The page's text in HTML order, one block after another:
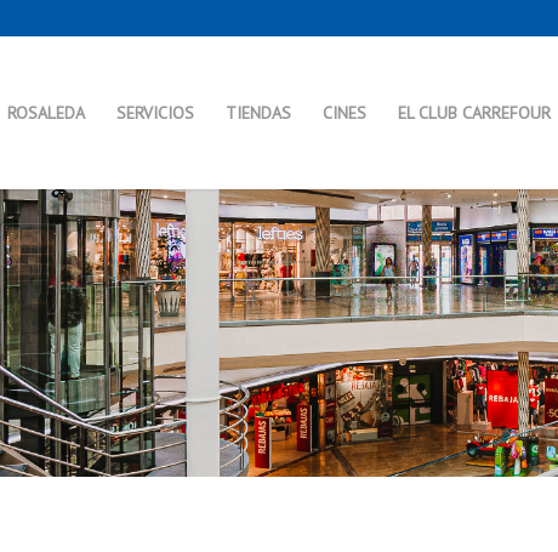
ROSALEDA SERVICIOS TIENDAS CINES EL CLUB CARREFOUR